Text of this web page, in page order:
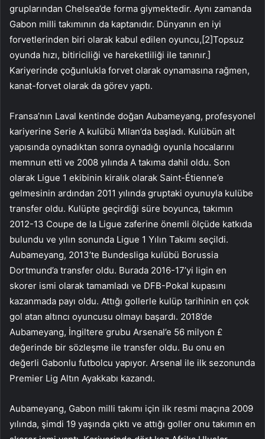
gruplarından Chelsea’de forma giymektedir. Aynı zamanda
Gabon milli takımının da kaptanıdır. Dünyanın en iyi
forvetlerinden biri olarak kabul edilen oyuncu,[2]Topsuz
oyunda hızı, bitiriciliği ve hareketliliği ile tanınır.]
Kariyerinde çoğunlukla forvet olarak oynamasına rağmen,
kanat-forvet olarak da görev yaptı.
Fransa’nın Laval kentinde doğan Aubameyang, profesyonel
kariyerine Serie A kulübü Milan’da başladı. Kulübün alt
yapısında oynadıktan sonra oynadığı oyunla hocalarını
memnun etti ve 2008 yılında A takıma dahil oldu. Son
olarak Ligue 1 ekibinin kiralık olarak Saint-Étienne’e
gelmesinin ardından 2011 yılında gruptaki oyunuyla kulübe
transfer oldu. Kulüpte geçirdiği süre boyunca, takımın
2012-13 Coupe de la Ligue zaferine önemli ölçüde katkıda
bulundu ve yılın sonunda Ligue 1 Yılın Takımı seçildi.
Aubameyang, 2013’te Bundesliga kulübü Borussia
Dortmund’a transfer oldu. Burada 2016-17’yi ligin en
skorer ismi olarak tamamladı ve DFB-Pokal kupasını
kazanmada payı oldu. Attığı gollerle kulüp tarihinin en çok
gol atan altıncı oyuncusu olmayı başardı. 2018’de
Aubameyang, İngiltere grubu Arsenal’e 56 milyon £
değerinde bir sözleşme ile transfer oldu. Bu onu en
değerli Gabonlu futbolcu yapıyor. Arsenal ile ilk sezonunda
Premier Lig Altın Ayakkabı kazandı.
Aubameyang, Gabon milli takımı için ilk resmi maçına 2009
yılında, şimdi 19 yaşında çıktı ve attığı goller onu takımın en